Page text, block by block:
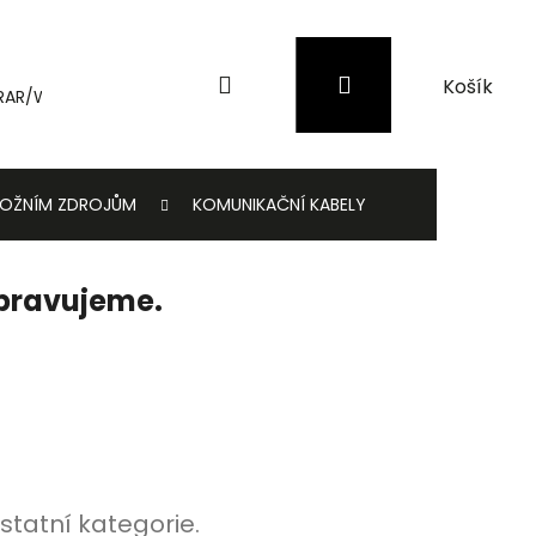
WinRAR Záložní zdroje (UPS) a přepěťové
PřihlášeníNákupní
košík
ZDROJŮM KOMUNIKAČNÍ KABELY
kategorie.